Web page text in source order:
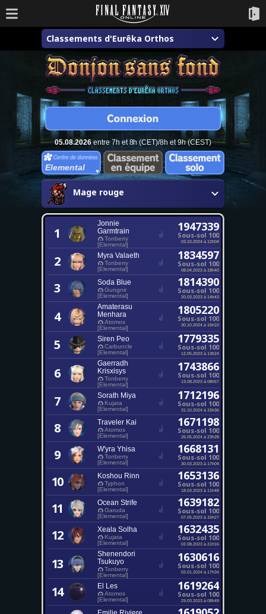
Classements d'Eurêka Orthos
05.08.2026entre 7h et 8h (CET)/8h et 9h (CEST)
Elemental
Mage rouge
1
Jonnie
Garmtrain
Tonberry
[Elemental]
1947339
Sous-sol 100
03.10.2024 à 12h04
2 Myra Valaeth
Tonberry
[Elemental]
1834597
Sous-sol 100
08.04.2023 à 18h40
3 Soda Blue
Gungnir
[Elemental]
1814390
Sous-sol 100
20.03.2023 à 14h43
4
Amaterasu
Menhara
Atomos
[Elemental]
1805220
Sous-sol 100
30.10.2024 à 16h10
5 Siren Peo
Carbuncle
[Elemental]
1779335
Sous-sol 100
12.05.2023 à 13h24
6
Gaerradh
Krisxisys
Tonberry
[Elemental]
1743866
Sous-sol 100
13.08.2023 à 08h57
7 Sorath Miya
Kujata
[Elemental]
1712196
Sous-sol 100
31.10.2024 à 15h36
8 Traveler Kai
Atomos
[Elemental]
1671198
Sous-sol 100
26.05.2024 à 23h28
9 W'yra Yhisa
Tonberry
[Elemental]
1668131
Sous-sol 100
30.03.2023 à 17h04
10 Koshou Rinn
Typhon
[Elemental]
1653136
Sous-sol 100
18.03.2023 à 11h48
11 Ocean Strife
Garuda
[Elemental]
1639182
Sous-sol 100
07.05.2023 à 15h27
12 Xeala Solha
Kujata
[Elemental]
1632435
Sous-sol 100
02.08.2023 à 21h16
13
Shenendori
Tsukuyo
Tonberry
[Elemental]
1630616
Sous-sol 100
02.01.2024 à 17h34
14 El Les
Atomos
[Elemental]
1619264
Sous-sol 100
29.03.2023 à 08h49